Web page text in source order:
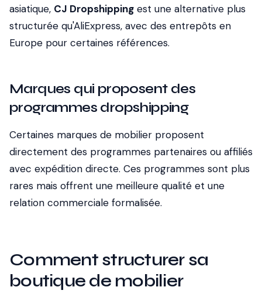
asiatique, CJ Dropshipping est une alternative plus
structurée qu'AliExpress, avec des entrepôts en
Europe pour certaines références.
Marques qui proposent des
programmes dropshipping
Certaines marques de mobilier proposent
directement des programmes partenaires ou affiliés
avec expédition directe. Ces programmes sont plus
rares mais offrent une meilleure qualité et une
relation commerciale formalisée.
Comment structurer sa
boutique de mobilier